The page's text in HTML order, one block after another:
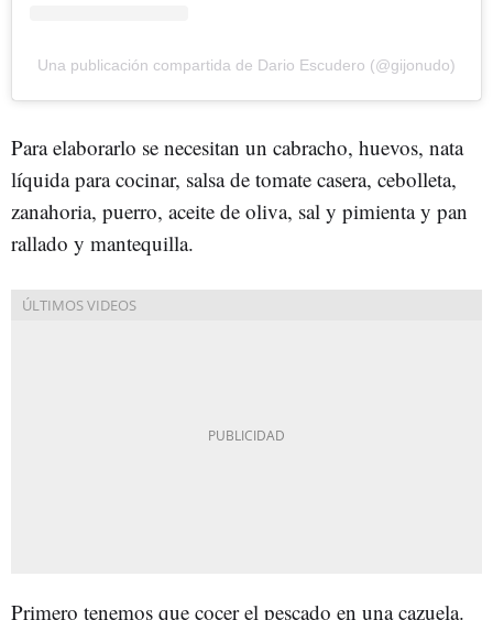
Una publicación compartida de Dario Escudero (@gijonudo)
Para elaborarlo se necesitan un cabracho, huevos, nata
líquida para cocinar, salsa de tomate casera, cebolleta,
zanahoria, puerro, aceite de oliva, sal y pimienta y pan
rallado y mantequilla.
Primero tenemos que cocer el pescado en una cazuela.